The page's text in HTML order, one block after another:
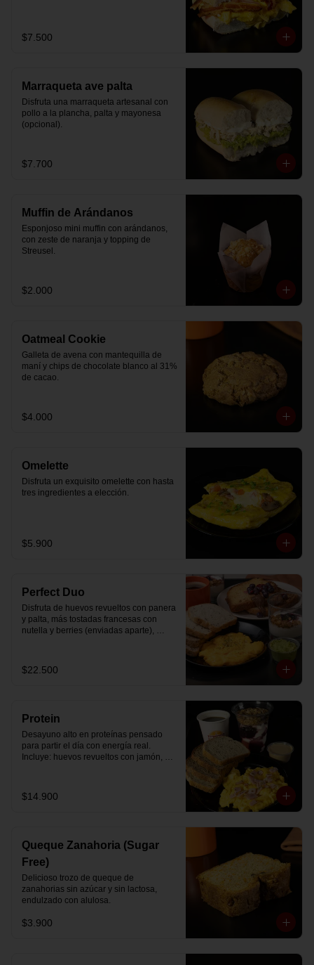
$7.500
Marraqueta ave palta
Disfruta una marraqueta artesanal con
pollo a la plancha, palta y mayonesa
(opcional).
$7.700
Muffin de Arándanos
Esponjoso mini muffin con arándanos,
con zeste de naranja y topping de
Streusel.
$2.000
Oatmeal Cookie
Galleta de avena con mantequilla de
maní y chips de chocolate blanco al 31%
de cacao.
$4.000
Omelette
Disfruta un exquisito omelette con hasta
tres ingredientes a elección.
$5.900
Perfect Duo
Disfruta de huevos revueltos con panera
y palta, más tostadas francesas con
nutella y berries (enviadas aparte),
mermelada de arándanos y granola
hecha en casa.
$22.500
Protein
Desayuno alto en proteínas pensado
para partir el día con energía real.
Incluye: huevos revueltos con jamón,
mermelada de arándanos y granola
receta exclusiva The Breakfast, porción
$14.900
Queque Zanahoria (Sugar
Free)
Delicioso trozo de queque de
zanahorias sin azúcar y sin lactosa,
endulzado con alulosa.
$3.900